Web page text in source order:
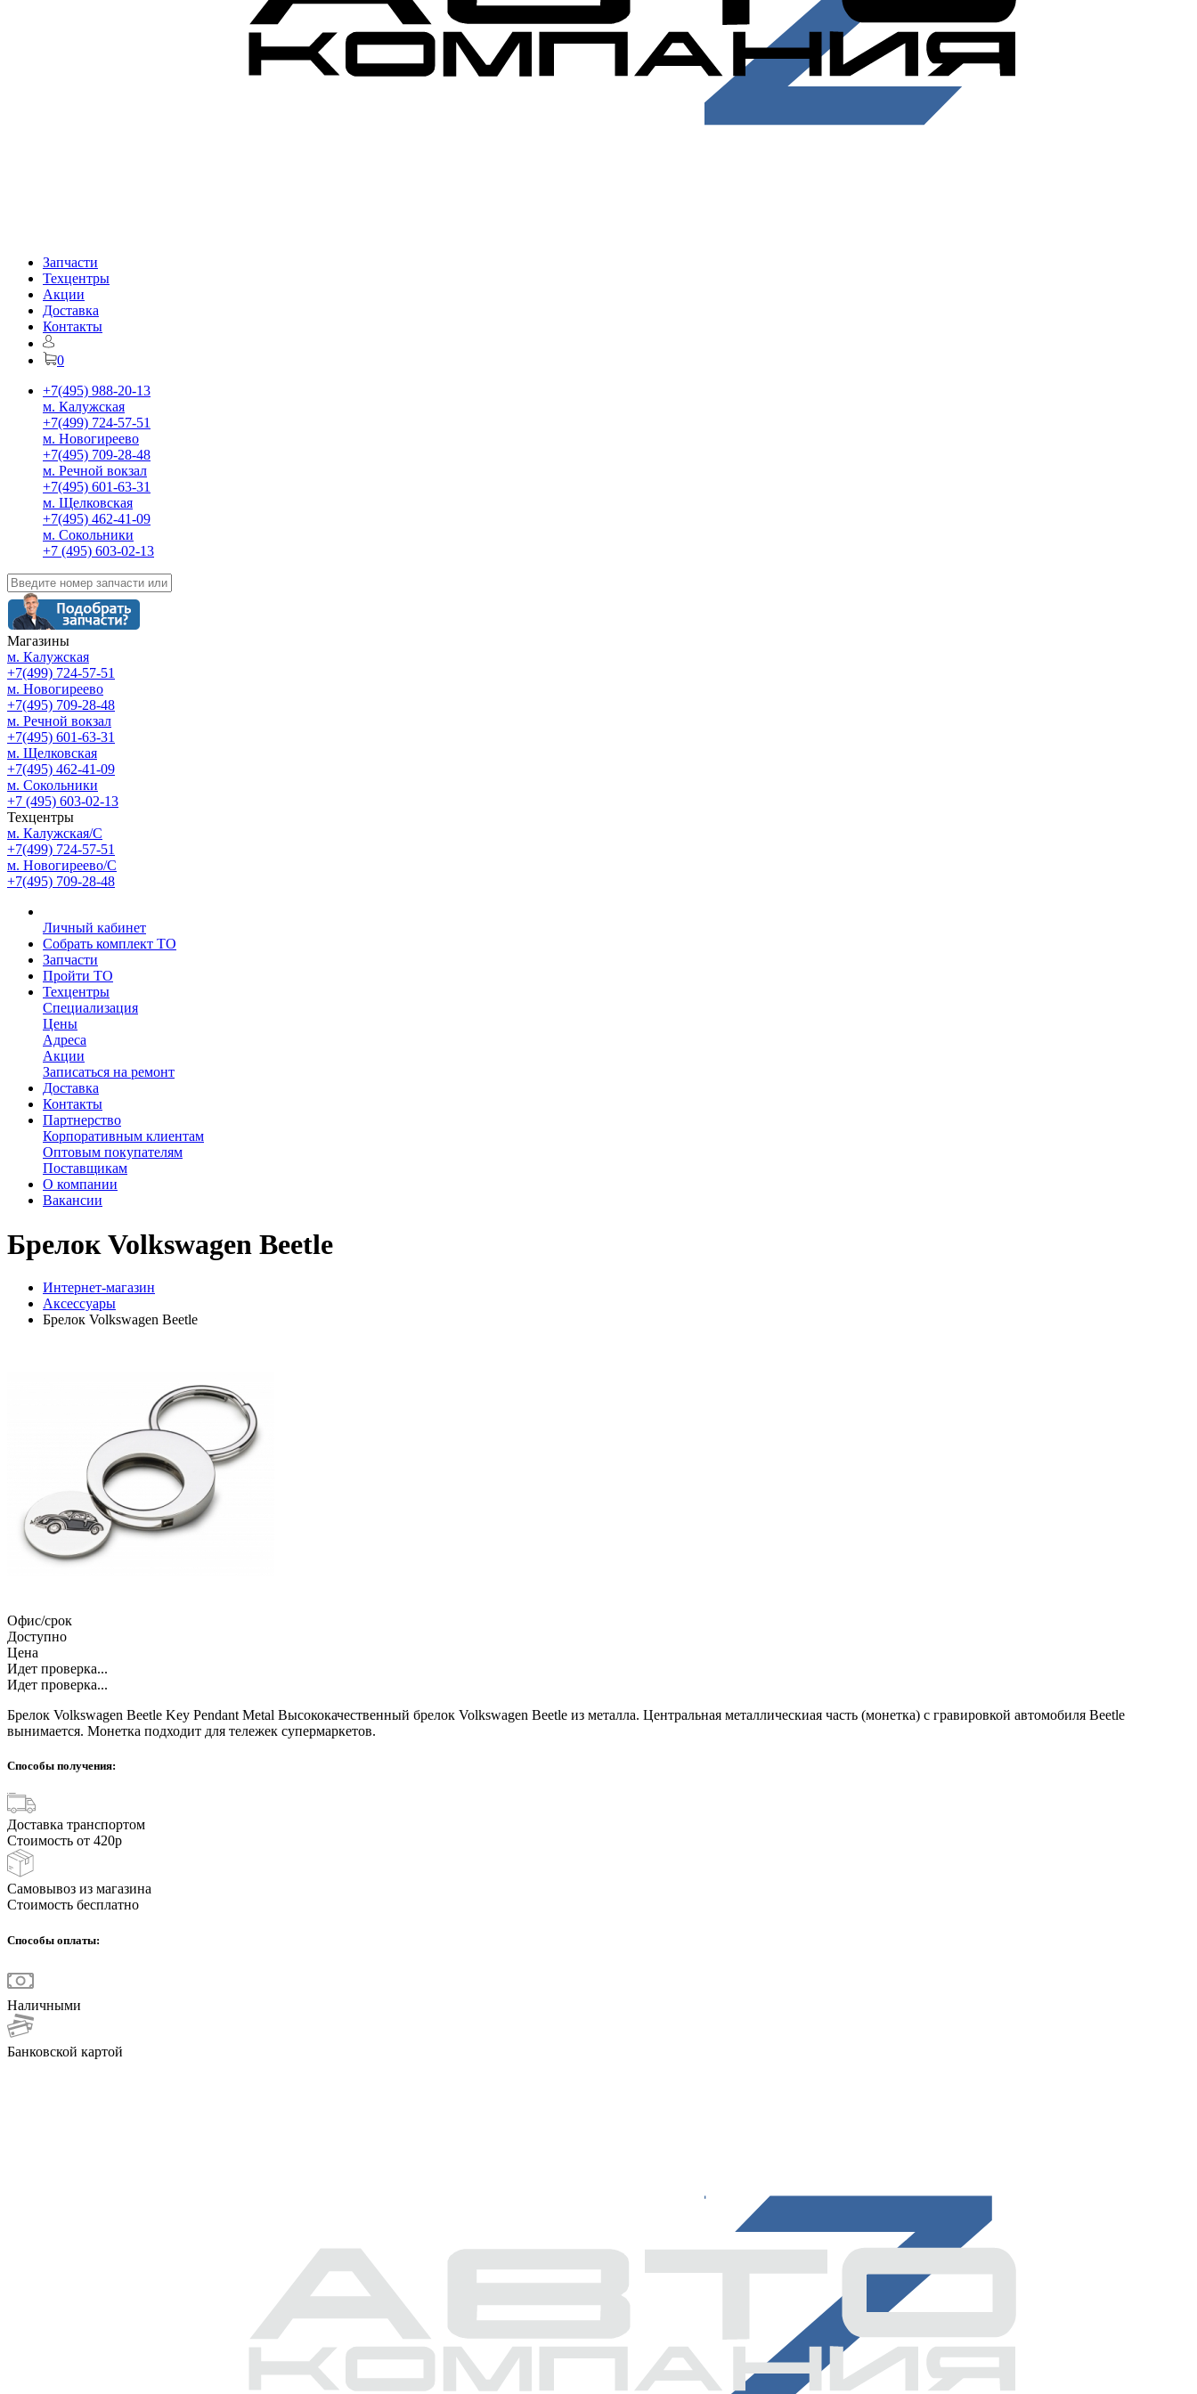
Запчасти
Техцентры
Акции
Доставка
Контакты
0
+7(495) 988-20-13
м. Калужская
+7(499) 724-57-51
м. Новогиреево
+7(495) 709-28-48
м. Речной вокзал
+7(495) 601-63-31
м. Щелковская
+7(495) 462-41-09
м. Сокольники
+7 (495) 603-02-13
Магазины
м. Калужская
+7(499) 724-57-51
м. Новогиреево
+7(495) 709-28-48
м. Речной вокзал
+7(495) 601-63-31
м. Щелковская
+7(495) 462-41-09
м. Сокольники
+7 (495) 603-02-13
Техцентры
м. Калужская/С
+7(499) 724-57-51
м. Новогиреево/С
+7(495) 709-28-48
Личный кабинет
Собрать комплект ТО
Запчасти
Пройти ТО
Техцентры
Специализация
Цены
Адреса
Акции
Записаться на ремонт
Доставка
Контакты
Партнерство
Корпоративным клиентам
Оптовым покупателям
Поставщикам
О компании
Вакансии
Брелок Volkswagen Beetle
Интернет-магазин
Аксессуары
Брелок Volkswagen Beetle
Офис/срок
Доступно
Цена
Идет проверка...
Идет проверка...
Брелок Volkswagen Beetle Key Pendant Metal Высококачественный брелок Volkswagen Beetle из металла. Центральная металлическиая часть (монетка) с гравировкой автомобиля Beetle
вынимается. Монетка подходит для тележек супермаркетов.
Способы получения:
Доставка транспортом
Стоимость от 420р
Самовывоз из магазина
Стоимость бесплатно
Способы оплаты:
Наличными
Банковской картой